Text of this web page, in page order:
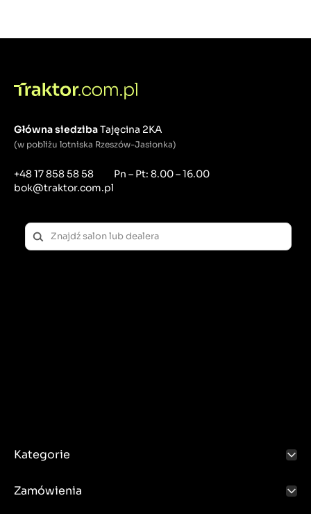
Główna siedzibaTajęcina 2KA
(w pobliżu lotniska Rzeszów-Jasionka)
+48 17 858 58 58
bok@traktor.com.pl
Pn – Pt: 8.00 – 16.00
Kategorie
Zamówienia